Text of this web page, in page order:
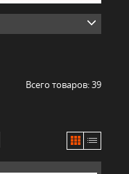
Всего товаров:39